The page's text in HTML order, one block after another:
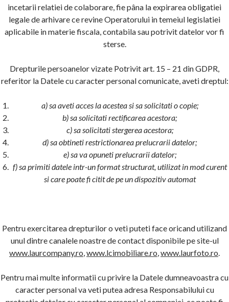
incetarii relatiei de colaborare, fie pâna la expirarea obligatiei
legale de arhivare ce revine Operatorului in temeiul legislatiei
aplicabile in materie fiscala, contabila sau potrivit datelor vor fi
sterse.
Drepturile persoanelor vizate Potrivit art. 15 – 21 din GDPR,
referitor la Datele cu caracter personal comunicate, aveti dreptul:
a) sa aveti acces la acestea si sa solicitati o copie;
b) sa solicitati rectificarea acestora;
c) sa solicitati stergerea acestora;
d) sa obtineti restrictionarea prelucrarii datelor;
e) sa va opuneti prelucrarii datelor;
f) sa primiti datele intr-un format structurat, utilizat in mod curent
si care poate fi citit de pe un dispozitiv automat
Pentru exercitarea drepturilor o veti puteti face oricand utilizand
unul dintre canalele noastre de contact disponibile pe site-ul
www.laurcompany.ro,www.lcimobiliare.ro,www.laurfoto.ro.
Pentru mai multe informatii cu privire la Datele dumneavoastra cu
caracter personal va veti putea adresa Responsabilului cu